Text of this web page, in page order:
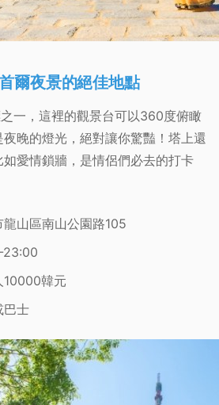
爾夜景的絕佳地點
一，這裡的觀景台可以360度俯瞰
晚的燈光，絕對讓你驚豔！塔上還
愛情鎖牆，是情侶們必去的打卡
龍山區南山公園路105
23:00
10000韓元
巴士